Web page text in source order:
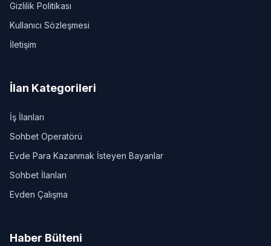
Gizlilik Politikası
Kullanıcı Sözleşmesi
İletişim
İlan Kategorileri
İş İlanları
Sohbet Operatörü
Evde Para Kazanmak İsteyen Bayanlar
Sohbet İlanları
Evden Çalışma
Haber Bülteni